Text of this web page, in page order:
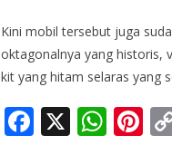
Kini mobil tersebut juga
oktagonalnya yang historis,
kit yang hitam selaras yang
F X W Pi